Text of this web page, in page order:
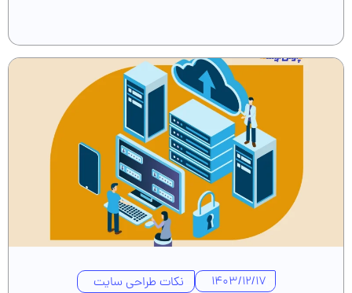
1403/12/17
نکات طراحی سایت